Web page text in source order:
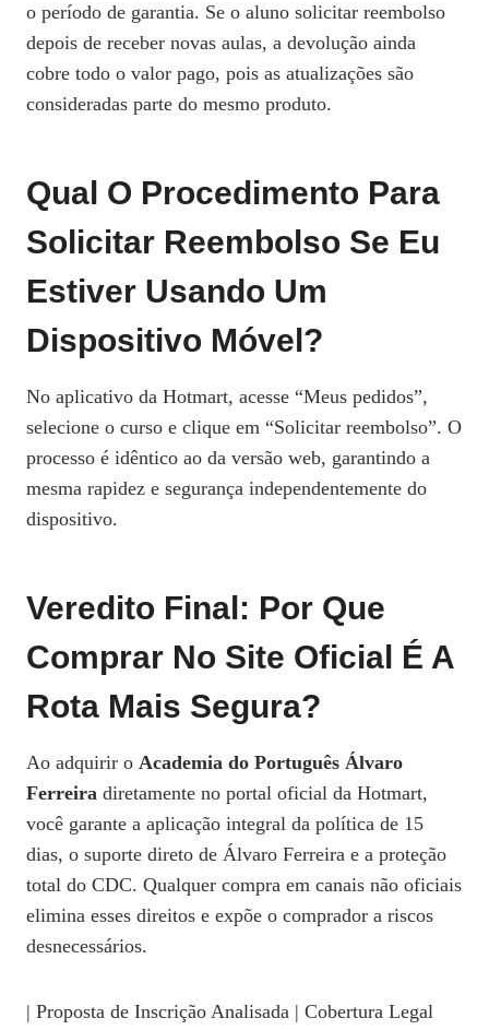
o período de garantia. Se o aluno solicitar reembolso
depois de receber novas aulas, a devolução ainda
cobre todo o valor pago, pois as atualizações são
consideradas parte do mesmo produto.
Qual O Procedimento Para
Solicitar Reembolso Se Eu
Estiver Usando Um
Dispositivo Móvel?
No aplicativo da Hotmart, acesse “Meus pedidos”,
selecione o curso e clique em “Solicitar reembolso”. O
processo é idêntico ao da versão web, garantindo a
mesma rapidez e segurança independentemente do
dispositivo.
Veredito Final: Por Que
Comprar No Site Oficial É A
Rota Mais Segura?
Ao adquirir o Academia do Português Álvaro
Ferreira diretamente no portal oficial da Hotmart,
você garante a aplicação integral da política de 15
dias, o suporte direto de Álvaro Ferreira e a proteção
total do CDC. Qualquer compra em canais não oficiais
elimina esses direitos e expõe o comprador a riscos
desnecessários.
| Proposta de Inscrição Analisada | Cobertura Legal